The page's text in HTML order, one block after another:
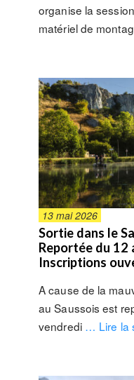
organise la
matériel de
13 mai 2026
Sortie dans le
Reportée du 12
Inscriptions
A cause de la
au Saussois est
vendredi… Lire la